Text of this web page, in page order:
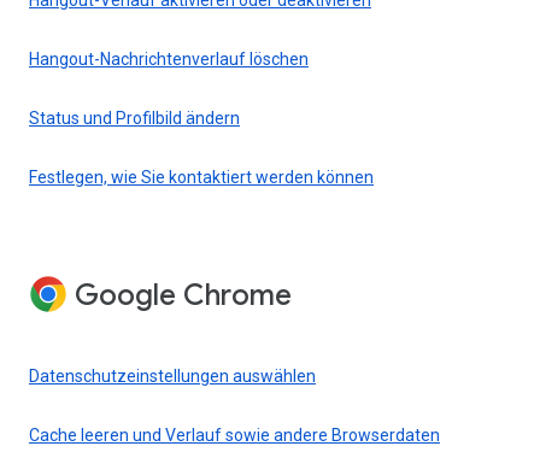
Hangout-Nachrichtenverlauf löschen
Status und Profilbild ändern
Festlegen, wie Sie kontaktiert werden können
Google Chrome
Datenschutzeinstellungen auswählen
Cache leeren und Verlauf sowie andere Browserdaten